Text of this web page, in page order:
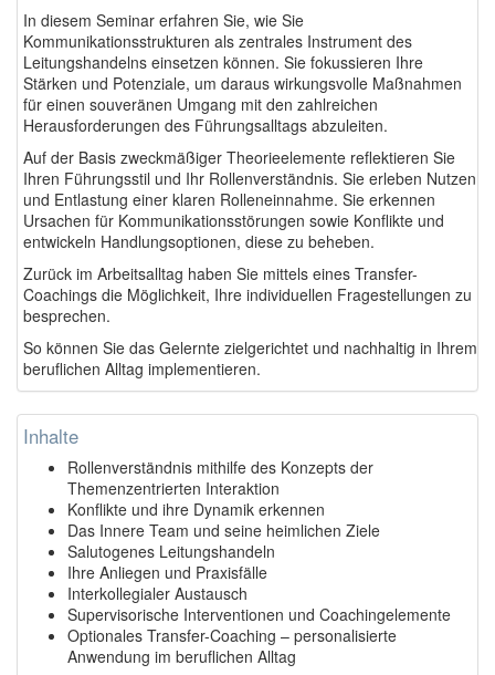
In diesem Seminar erfahren Sie, wie Sie
Kommunikationsstrukturen als zentrales Instrument des
Leitungshandelns einsetzen können. Sie fokussieren Ihre
Stärken und Potenziale, um daraus wirkungsvolle Maßnahmen
für einen souveränen Umgang mit den zahlreichen
Herausforderungen des Führungsalltags abzuleiten.
Auf der Basis zweckmäßiger Theorieelemente reflektieren Sie
Ihren Führungsstil und Ihr Rollen­verständnis. Sie erleben Nutzen
und Entlastung einer klaren Rolleneinnahme. Sie erkennen
Ursachen für Kommunikationsstörungen sowie Konflikte und
entwickeln Handlungsoptionen, diese zu behe­ben.
Zurück im Arbeitsalltag haben Sie mittels eines Transfer-
Coachings die Möglichkeit, Ihre individuellen Fragestellungen zu
besprechen.
So können Sie das Gelernte zielgerichtet und nachhaltig in Ihrem
beruflichen Alltag implementieren.
Inhalte
Rollenverständnis mithilfe des Konzepts der
Themenzentrierten Interaktion
Konflikte und ihre Dynamik erkennen
Das Innere Team und seine heimlichen Ziele
Salutogenes Leitungshandeln
Ihre Anliegen und Praxisfälle
Interkollegialer Austausch
Supervisorische Interventionen und Coachingelemente
Optionales Transfer-Coaching – personalisierte
Anwendung im beruflichen Alltag